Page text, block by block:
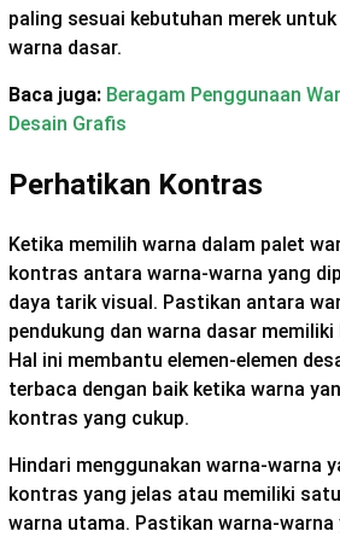
paling sesuai kebutuhan merek
warna dasar.
Baca juga: Beragam Penggunaan
Desain Grafis
Perhatikan Kontras
Ketika memilih warna dalam palet
kontras antara warna-warna yang
daya tarik visual. Pastikan antara
pendukung dan warna dasar
Hal ini membantu elemen-elemen
terbaca dengan baik ketika warna
kontras yang cukup.
Hindari menggunakan warna-warna
kontras yang jelas atau memiliki
warna utama. Pastikan warna-